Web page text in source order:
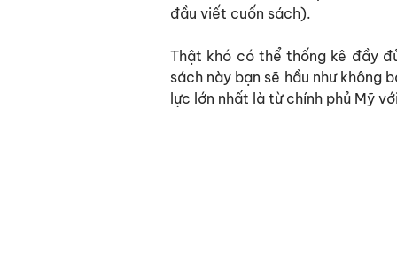
đầu viết cuốn sách).
Thật khó có thể thống kê đầy
sách này bạn sẽ hầu như không
lực lớn nhất là từ chính phủ Mỹ